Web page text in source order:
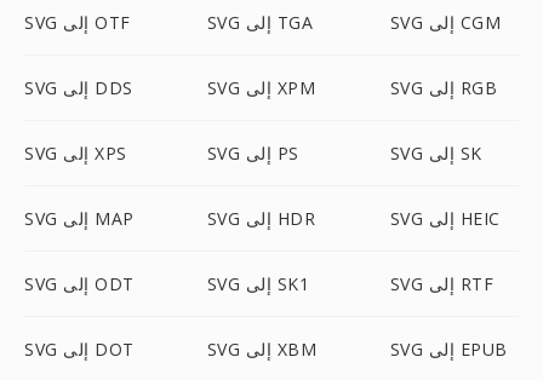
SVG إلى OTF SVG إلى TGA SVG إلى CGM
SVG إلى DDS SVG إلى XPM SVG إلى RGB
SVG إلى XPS SVG إلى PS SVG إلى SK
SVG إلى MAP SVG إلى HDR SVG إلى HEIC
SVG إلى ODT SVG إلى SK1 SVG إلى RTF
SVG إلى DOT SVG إلى XBM SVG إلى EPUB